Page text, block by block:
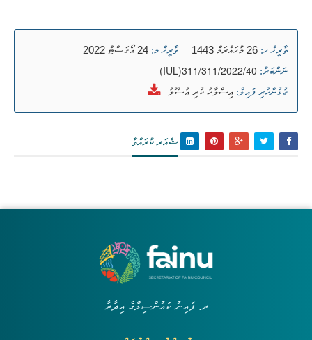
ތާރީޚް ހ: 26 މުޙައްރަމް 1443 ތާރީޚް މ: 24 އޯގަސްޓް 2022
ނަންބަރު: (IUL)311/311/2022/40
ގުޅުންހުރި ފައިލް: އިސްލާހު ކުރި އުސޫލު
ޝެއަރ ކުރައްވާ
ރ. ފައިނު ކައުންސިލްގެ އިދާރާ